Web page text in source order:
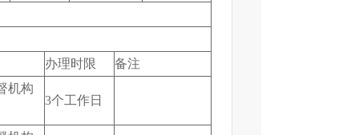
办理时限 备注
机构
3个工作日